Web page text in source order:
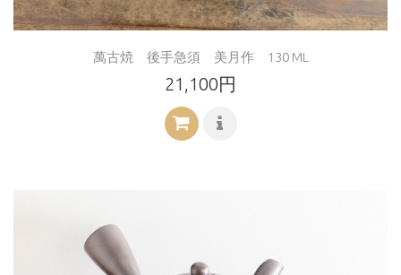
萬古焼 後手急須 美月作 130 ML
21,100円